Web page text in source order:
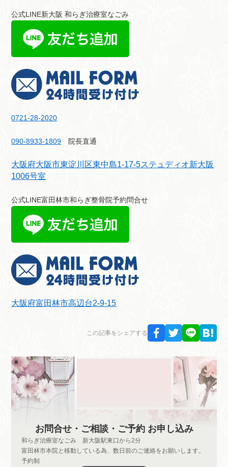
公式LINE新大阪 和らぎ治療室なごみ
0721-28-2020
090-8933-1809 院長直通
大阪府大阪市東淀川区東中島1-17-5ステュディオ新大阪
1006号室
公式LINE富田林市和らぎ整骨院予約問合せ
大阪府富田林市高辺台2-9-15
この記事をシェアする
お問合せ・ご相談・ご予約 お申し込み
和らぎ治療室なごみ 新大阪駅東口から2分
富田林市本院と移動している為、数日前のご連絡をお願いします。
予約制